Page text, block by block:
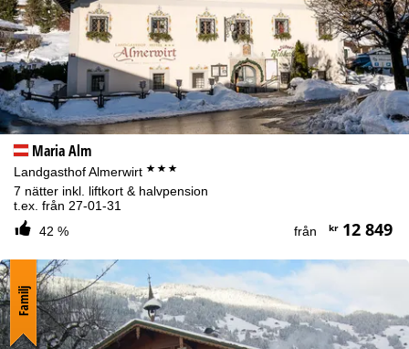
Maria Alm
Landgasthof Almerwirt ***
7 nätter inkl. liftkort & halvpension
t.ex. från 27-01-31
42 %
från kr12 849
Familj